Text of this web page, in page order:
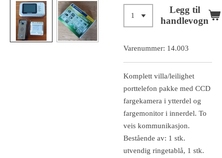
Legg til
handlevogn
Varenummer: 14.003
Komplett villa/leilighet
porttelefon pakke med CCD
fargekamera i ytterdel og
fargemonitor i innerdel. To
veis kommunikasjon.
Bestående av: 1 stk.
utvendig ringetablå, 1 stk.